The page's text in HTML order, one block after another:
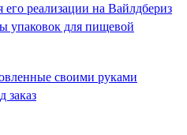
реализации на Вайлдбериз
упаковок для пищевой
своими руками
заказ